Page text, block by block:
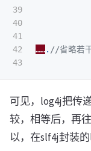
39
40
41
42
……. //省略若
可见，log4j把传
较，相等后，再
以，在slf4j封装